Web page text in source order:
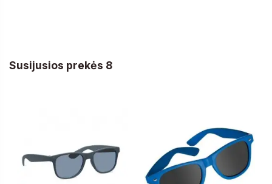
Susijusios prekės 8